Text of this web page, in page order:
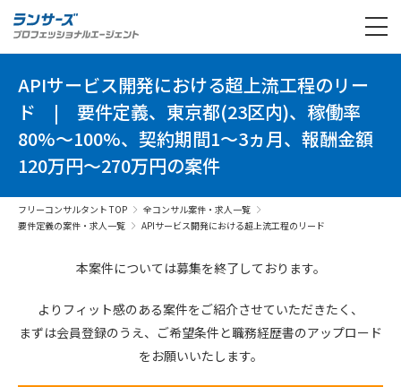
APIサービス開発における超上流工程のリー
ド | 要件定義、東京都(23区内)、稼働率
80%～100%、契約期間1～3ヵ月、報酬金額
120万円～270万円の案件
フリーコンサルタント TOP
全コンサル案件・求人一覧
要件定義の案件・求人一覧
APIサービス開発における超上流工程のリード
本案件については募集を終了しております。
よりフィット感のある案件をご紹介させていただきたく、
まずは会員登録のうえ、 ご希望条件と職務経歴書のアップロード
をお願いいたします。